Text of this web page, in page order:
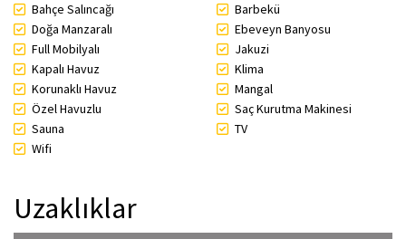
Bahçe Salıncağı
Barbekü
Doğa Manzaralı
Ebeveyn Banyosu
Full Mobilyalı
Jakuzi
Kapalı Havuz
Klima
Korunaklı Havuz
Mangal
Özel Havuzlu
Saç Kurutma Makinesi
Sauna
TV
Wifi
Uzaklıklar